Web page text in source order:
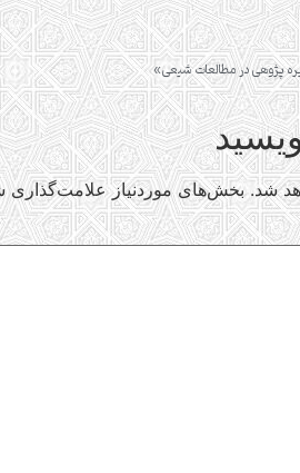
پژوهی در مطالعات شیعی»
شد. بخش‌های موردنیاز علامت‌گذاری